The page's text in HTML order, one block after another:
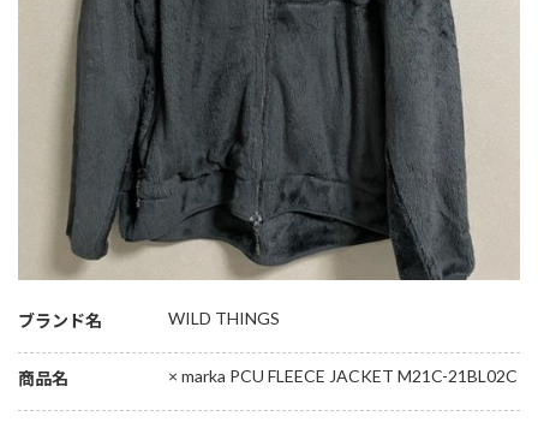
ブランド名 WILD THINGS
商品名 × marka PCU FLEECE JACKET M21C-21BL02C